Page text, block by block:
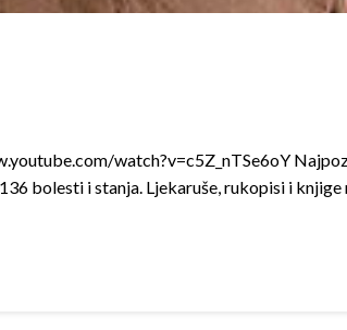
watch?v=c5Z_nTSe6oY
bolesti i stanja. Ljekaruše, rukopisi i knjige